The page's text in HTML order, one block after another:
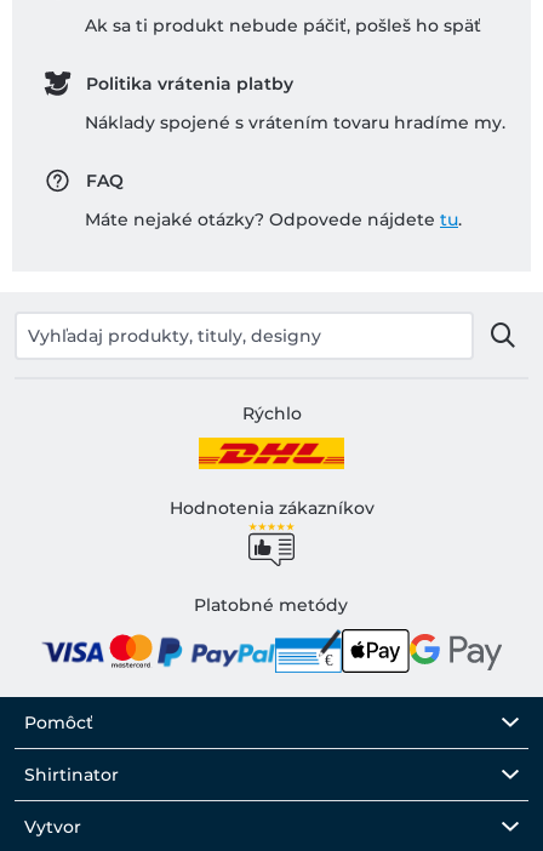
Ak sa ti produkt nebude páčiť, pošleš ho späť
Politika vrátenia platby
Náklady spojené s vrátením tovaru hradíme my.
FAQ
Máte nejaké otázky? Odpovede nájdete tu.
Rýchlo
Hodnotenia zákazníkov
Platobné metódy
Pomôcť
Shirtinator
Vytvor